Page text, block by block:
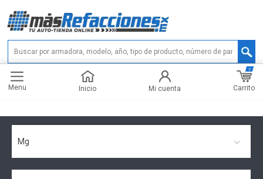
Menu Inicio Mi cuenta Carrito
0
Mg